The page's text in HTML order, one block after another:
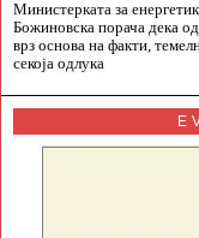
Министерката за
Божиновска порача дека
врз основа на факти,
секоја одлука